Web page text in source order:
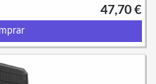
47,70 €